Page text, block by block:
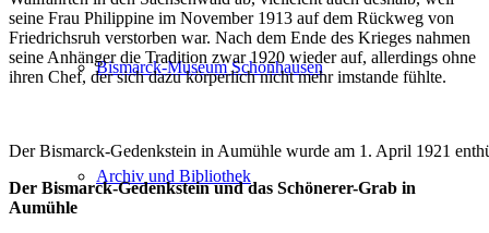
Bismarck-Museum Schönhausen
Archiv und Bibliothek
seine Frau Philippine im November 1913 auf dem Rückweg von
Friedrichsruh verstorben war. Nach dem Ende des Krieges nahmen
seine Anhänger die Tradition zwar 1920 wieder auf, allerdings ohne
ihren Chef, der sich dazu körperlich nicht mehr imstande fühlte.
Der Bismarck-Gedenkstein in Aumühle wurde am 1. April 1921
Der Bismarck-Gedenkstein und das Schönerer-Grab in
Aumühle